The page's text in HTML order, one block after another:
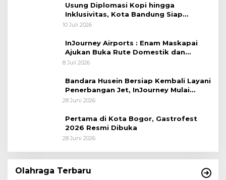
Usung Diplomasi Kopi hingga
Inklusivitas, Kota Bandung Siap
Sambut 25 Duta Besar di Festival Asia
10 Juli 2026
InJourney Airports : Enam Maskapai
Ajukan Buka Rute Domestik dan
Internasional dari Bandara Husein
8 Juli 2026
Bandara Husein Bersiap Kembali Layani
Penerbangan Jet, InJourney Mulai
Tahap Optimalisasi
28 Juni 2026
Pertama di Kota Bogor, Gastrofest
2026 Resmi Dibuka
28 Juni 2026
Olahraga Terbaru